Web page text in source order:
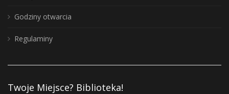
Godziny otwarcia
Regulaminy
Twoje Miejsce? Biblioteka!